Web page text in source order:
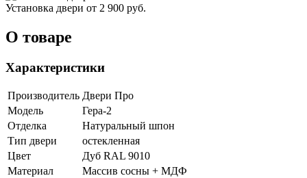
Установка двери от 2 900 руб.
О товаре
Характеристики
Производитель Двери Про
Модель
Гера-2
Отделка
Натуральный шпон
Тип двери
остекленная
Цвет
Дуб RAL 9010
Материал
Массив сосны + МДФ